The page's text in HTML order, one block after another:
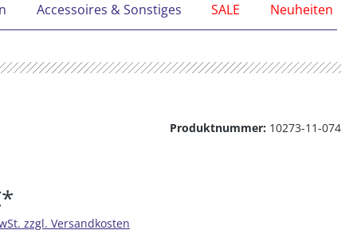
Accessoires & Sonstiges SALE Neuheiten
Produktnummer: 10273-11-074
zzgl. Versandkosten